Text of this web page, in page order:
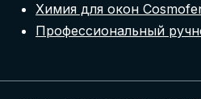
Химия для окон
Профессиональный